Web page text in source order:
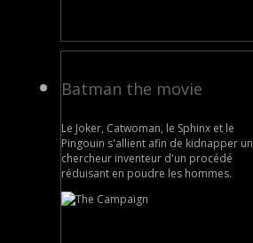
Batman the movie
Le Joker, Catwoman, le Sphinx et le
Pingouin s'allient afin de kidnapper un
chercheur inventeur d'un procédé
réduisant en poudre les hommes.